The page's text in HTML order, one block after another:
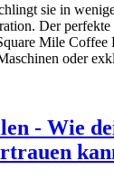
sie in
Der
Mile
oder
- Wie